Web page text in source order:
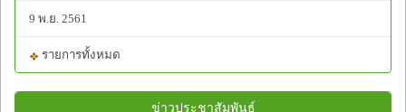
9 พ.ย. 2561
รายการทั้งหมด
ข่าวประชาสัมพันธ์